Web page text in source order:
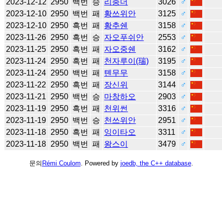
2023-12-10 2950 백번 패 황쓰위안 3125
♂
2023-12-10 2950 흑번 패 황추쉔 3158
♂
2023-11-26 2950 흑번 승 자오푸쉬안 2553
♂
2023-11-25 2950 흑번 패 자오중쉔 3162
♂
2023-11-24 2950 흑번 패 천자루이(瑞) 3195
♂
2023-11-24 2950 백번 패 톈무무 3158
♂
2023-11-22
2950 흑번 패 장신위 3144
♂
2023-11-21
2950 백번 승 마창하오 2903
♂
2023-11-19 2950 흑번 패 천위썬 3316
♂
2023-11-19 2950 백번 승 천쓰위안 2951
♂
2023-11-18 2950 흑번 패 잉이타오 3311
♂
2023-11-18 2950 백번 패 왕스이 3479 ♂
문의 Rémi Coulom . Powered by joedb, the C++ database.